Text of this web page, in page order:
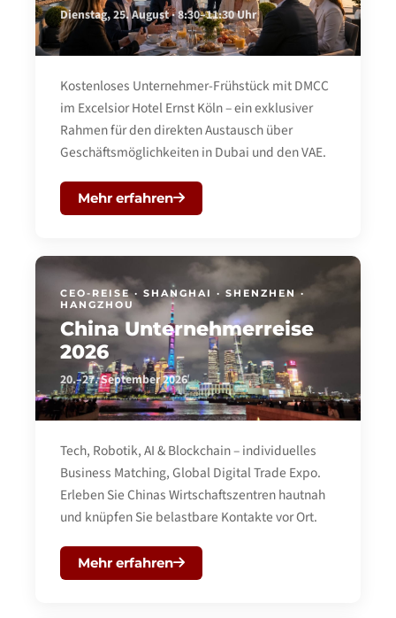
Dienstag, 25. August · 8:30–11:30 Uhr
Kostenloses Unternehmer-Frühstück mit DMCC
im Excelsior Hotel Ernst Köln – ein exklusiver
Rahmen für den direkten Austausch über
Geschäftsmöglichkeiten in Dubai und den VAE.
Mehr erfahren
CEO-REISE · SHANGHAI · SHENZHEN ·
HANGZHOU
China Unternehmerreise
2026
20.–27. September 2026
Tech, Robotik, AI & Blockchain – individuelles
Business Matching, Global Digital Trade Expo.
Erleben Sie Chinas Wirtschaftszentren hautnah
und knüpfen Sie belastbare Kontakte vor Ort.
Mehr erfahren